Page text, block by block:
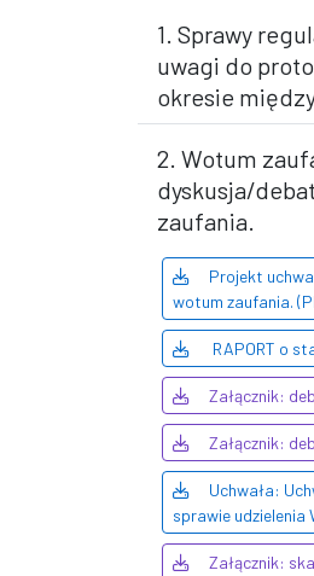
1. Sprawy
uwagi do
okresie
2. Wotum
dyskusja/
zaufania.
Projekt
wotum zaufania.
RAPORT o
Załącznik:
Załącznik:
Uchwała:
sprawie udzielenia
Załącznik: